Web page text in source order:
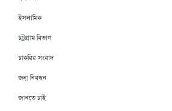
ইসলামিক
চট্রগ্রাম বিভাগ
চাকরির সংবাদ
জন্ম নিবন্ধন
জানতে চাই